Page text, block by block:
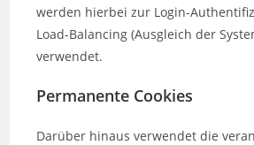
werden hierbei zur Login-
Load-Balancing (Ausgleich der
verwendet.
Permanente Cookies
Darüber hinaus verwendet die